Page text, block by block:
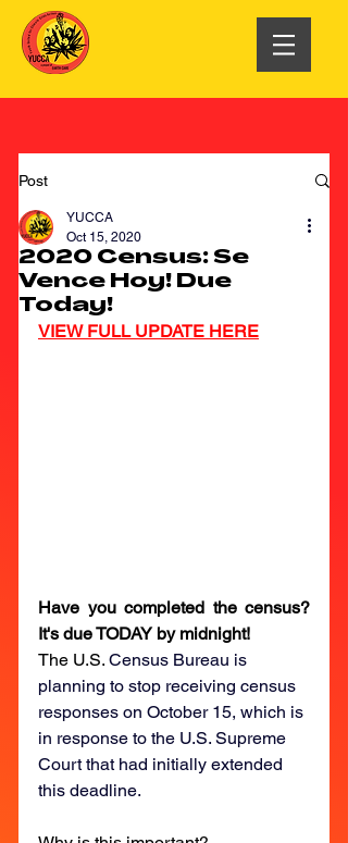
Post
2020 Census: Se
Vence Hoy! Due
Today!
YUCCA
Oct 15, 2020
VIEW FULL UPDATE HERE
Have you completed the census?
It's due TODAY by midnight!
The U.S. Census Bureau is
planning to stop receiving census
responses on October 15, which is
in response to the U.S. Supreme
Court that had initially extended
this deadline.